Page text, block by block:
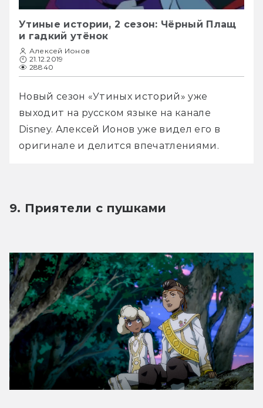
Утиные истории, 2 сезон: Чёрный Плащ
и гадкий утёнок
Алексей Ионов
21.12.2019
28840
Новый сезон «Утиных историй» уже
выходит на русском языке на канале
Disney. Алексей Ионов уже видел его в
оригинале и делится впечатлениями.
9. Приятели с пушками